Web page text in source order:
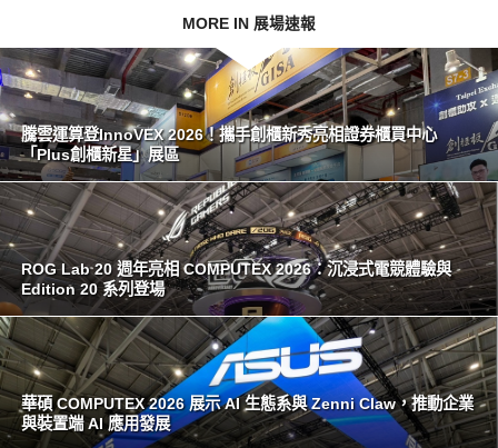
MORE IN 展場速報
騰雲運算登InnoVEX 2026！攜手創櫃新秀亮相證券櫃買中心
「Plus創櫃新星」展區
ROG Lab 20 週年亮相 COMPUTEX 2026：沉浸式電競體驗與
Edition 20 系列登場
華碩 COMPUTEX 2026 展示 AI 生態系與 Zenni Claw，推動企業
與裝置端 AI 應用發展